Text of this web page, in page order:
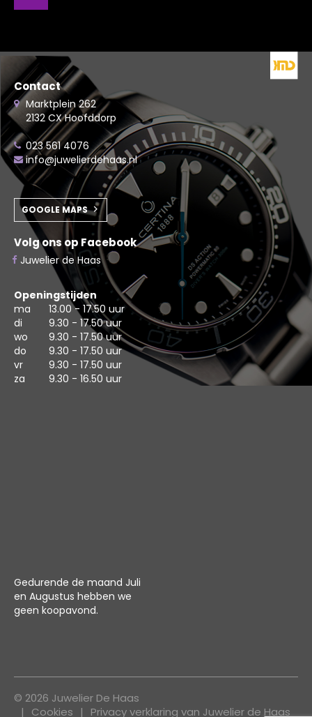
Contact
Marktplein 262
2132 CX Hoofddorp
023 561 4076
info@juwelierdehaas.nl
GOOGLE MAPS
Volg ons op Facebook
Juwelier de Haas
Openingstijden
ma
13.00 - 17.50 uur
di
9.30 - 17.50 uur
wo
9.30 - 17.50 uur
do
9.30 - 17.50 uur
vr
9.30 - 17.50 uur
za
9.30 - 16.50 uur
Gedurende de maand Juli
en Augustus hebben we
geen koopavond.
© 2026 Juwelier De Haas
Cookies
Privacy verklaring van Juwelier de Haas